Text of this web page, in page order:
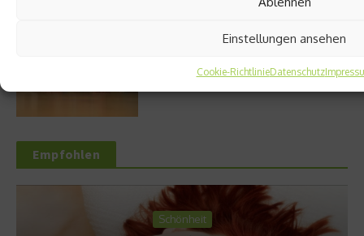
Einstellungen ansehen
Cookie-RichtlinieDatenschutz
Stuhlgang – wie oft ist eigentlich normal?
Empfohlen
Schönheit